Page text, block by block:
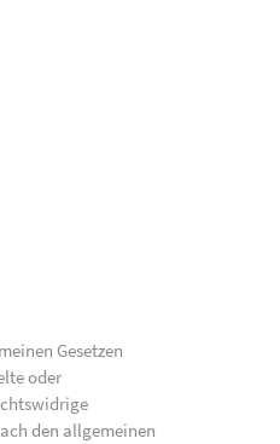
Gesetzen
oder
den allgemeinen